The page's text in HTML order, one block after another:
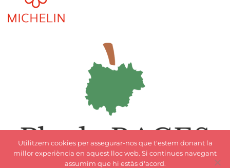
Utilitzem cookies per assegurar-nos que t'estem donant la
millor experiència en aquest lloc web. Si continues navegant
assumim que hi estàs d'acord.